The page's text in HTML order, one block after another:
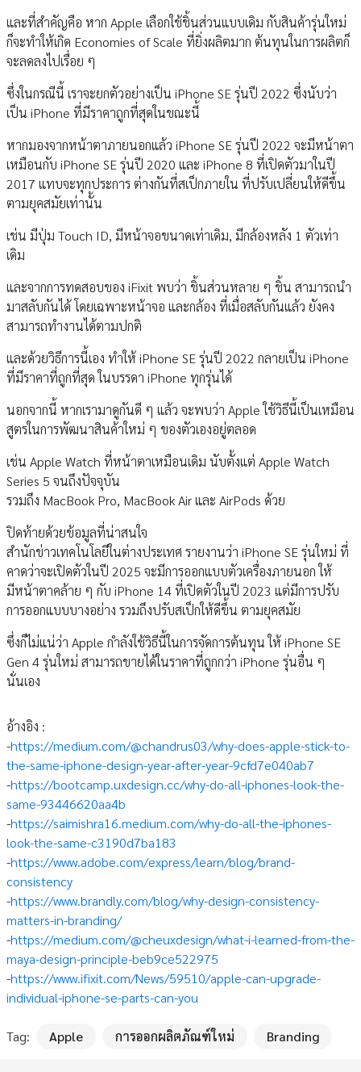
และที่สำคัญคือ หาก Apple เลือกใช้ชิ้นส่วนแบบเดิม กับสินค้ารุ่นใหม่
ก็จะทำให้เกิด Economies of Scale ที่ยิ่งผลิตมาก ต้นทุนในการผลิตก็
จะลดลงไปเรื่อย ๆ
ซึ่งในกรณีนี้ เราจะยกตัวอย่างเป็น iPhone SE รุ่นปี 2022 ซึ่งนับว่า
เป็น iPhone ที่มีราคาถูกที่สุดในขณะนี้
หากมองจากหน้าตาภายนอกแล้ว iPhone SE รุ่นปี 2022 จะมีหน้าตา
เหมือนกับ iPhone SE รุ่นปี 2020 และ iPhone 8 ที่เปิดตัวมาในปี
2017 แทบจะทุกประการ ต่างกันที่สเป็กภายใน ที่ปรับเปลี่ยนให้ดีขึ้น
ตามยุคสมัยเท่านั้น
เช่น มีปุ่ม Touch ID, มีหน้าจอขนาดเท่าเดิม, มีกล้องหลัง 1 ตัวเท่า
เดิม
และจากการทดสอบของ iFixit พบว่า ชิ้นส่วนหลาย ๆ ชิ้น สามารถนำ
มาสลับกันได้ โดยเฉพาะหน้าจอ และกล้อง ที่เมื่อสลับกันแล้ว ยังคง
สามารถทำงานได้ตามปกติ
และด้วยวิธีการนี้เอง ทำให้ iPhone SE รุ่นปี 2022 กลายเป็น iPhone
ที่มีราคาที่ถูกที่สุด ในบรรดา iPhone ทุกรุ่นได้
นอกจากนี้ หากเรามาดูกันดี ๆ แล้ว จะพบว่า Apple ใช้วิธีนี้เป็นเหมือน
สูตรในการพัฒนาสินค้าใหม่ ๆ ของตัวเองอยู่ตลอด
เช่น Apple Watch ที่หน้าตาเหมือนเดิม นับตั้งแต่ Apple Watch
Series 5 จนถึงปัจจุบัน
รวมถึง MacBook Pro, MacBook Air และ AirPods ด้วย
ปิดท้ายด้วยข้อมูลที่น่าสนใจ
สำนักข่าวเทคโนโลยีในต่างประเทศ รายงานว่า iPhone SE รุ่นใหม่ ที่
คาดว่าจะเปิดตัวในปี 2025 จะมีการออกแบบตัวเครื่องภายนอก ให้
มีหน้าตาคล้าย ๆ กับ iPhone 14 ที่เปิดตัวในปี 2023 แต่มีการปรับ
การออกแบบบางอย่าง รวมถึงปรับสเป็กให้ดีขึ้น ตามยุคสมัย
ซึ่งก็ไม่แน่ว่า Apple กำลังใช้วิธีนี้ในการจัดการต้นทุน ให้ iPhone SE
Gen 4 รุ่นใหม่ สามารถขายได้ในราคาที่ถูกกว่า iPhone รุ่นอื่น ๆ
นั่นเอง
อ้างอิง :
-https://medium.com/@chandrus03/why-does-apple-stick-to-
the-same-iphone-design-year-after-year-9cfd7e040ab7
-https://bootcamp.uxdesign.cc/why-do-all-iphones-look-the-
same-93446620aa4b
-https://saimishra16.medium.com/why-do-all-the-iphones-
look-the-same-c3190d7ba183
-https://www.adobe.com/express/learn/blog/brand-
consistency
-https://www.brandly.com/blog/why-design-consistency-
matters-in-branding/
-https://medium.com/@cheuxdesign/what-i-learned-from-the-
maya-design-principle-beb9ce522975
-https://www.ifixit.com/News/59510/apple-can-upgrade-
individual-iphone-se-parts-can-you
Tag: Apple การออกผลิตภัณฑ์ใหม่ Branding